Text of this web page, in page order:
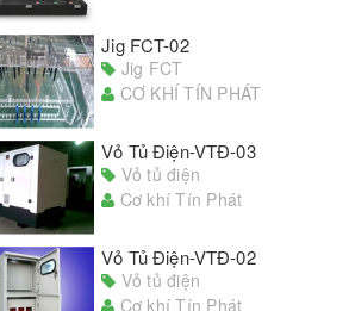
Jig FCT-02
Jig FCT
CƠ KHÍ TÍN PHÁT
Vỏ Tủ Điện-VTĐ-03
Vỏ tủ điện
Cơ khí Tín Phát
Vỏ Tủ Điện-VTĐ-02
Vỏ tủ điện
Cơ khí Tín Phát